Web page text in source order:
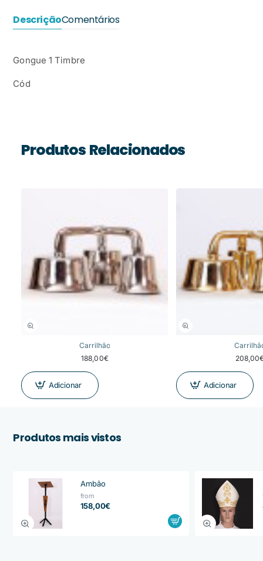
DescriçãoComentários
Gongue 1 Timbre
Cód
Produtos Relacionados
Carrilhão
188,00€
Adicionar Adicionar
Produtos mais vistos
Ambão
from
158,00€